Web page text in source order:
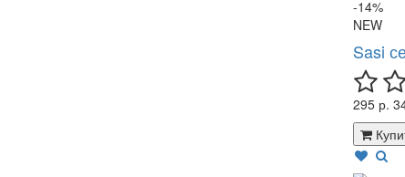
-14%
NEW
Sasi
295 р.